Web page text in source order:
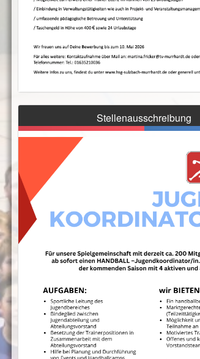
Stellenausschreibung